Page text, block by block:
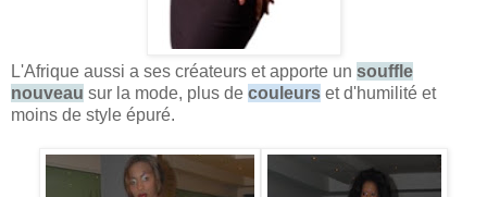
L'Afrique aussi a ses créateurs et apporte un souffle
nouveau sur la mode, plus de couleurs et d'humilité et
moins de style épuré.